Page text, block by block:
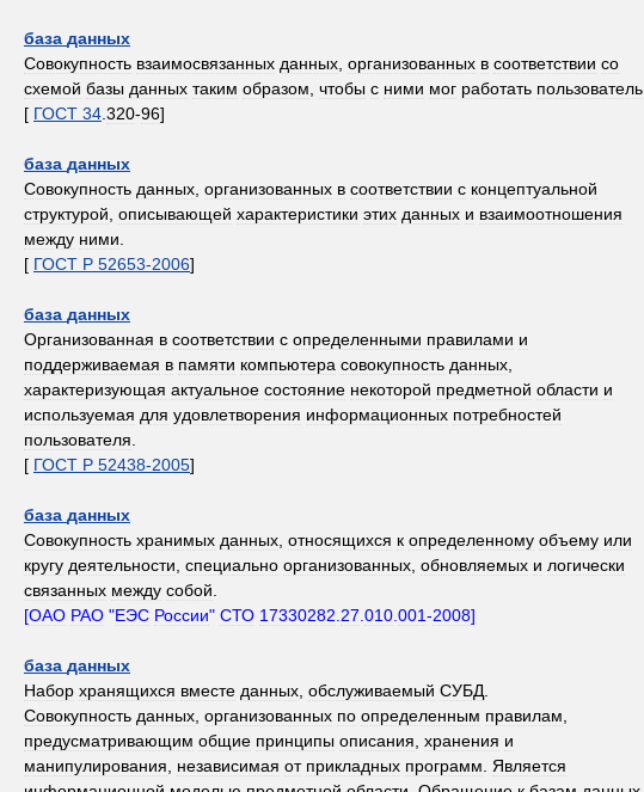
база данных
Совокупность взаимосвязанных данных организованных в соответствии со
схемой базы данных таким образом чтобы с ними мог работать пользователь
[ ГОСТ 34 320-96]
база данных
Совокупность данных организованных в соответствии с концептуальной
структурой описывающей характеристики этих данных и взаимоотношения
между ними
[ ГОСТ Р 52653-2006]
база данных
Организованная в соответствии с определенными правилами и
поддерживаемая в памяти компьютера совокупность данных
характеризующая актуальное состояние некоторой предметной области и
используемая для удовлетворения информационных потребностей
пользователя
[ ГОСТ Р 52438-2005]
база данных
Совокупность хранимых данных относящихся к определенному объему или
кругу деятельности специально организованных обновляемых и логически
связанных между собой
[ОАО РАО "ЕЭС России" СТО 17330282 27 010 001-2008]
база данных
Набор хранящихся вместе данных обслуживаемый СУБД
Совокупность данных организованных по определенным правилам
предусматривающим общие принципы описания хранения и
манипулирования
независимая от прикладных программ
Является